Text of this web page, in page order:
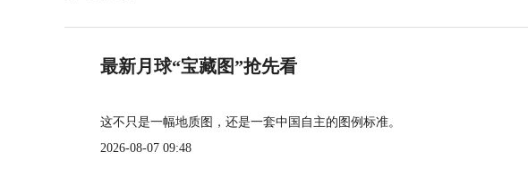
最新月球“宝藏图”抢先看
这不只是一幅地质图，还是一套中国自主的图例标准。
2026-08-07 09:48